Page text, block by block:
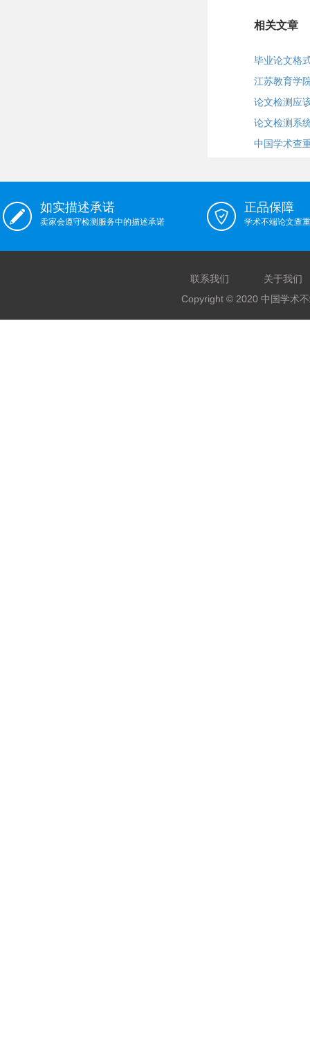
相关文章
毕业论文格
江苏教育学
论文检测应
论文检测系
中国学术查
如实描述承诺
卖家会遵守检测服务中的描述承诺
正品保障
学术不端论文查
联系我们
关于我们
Copyright © 2020 中国学术